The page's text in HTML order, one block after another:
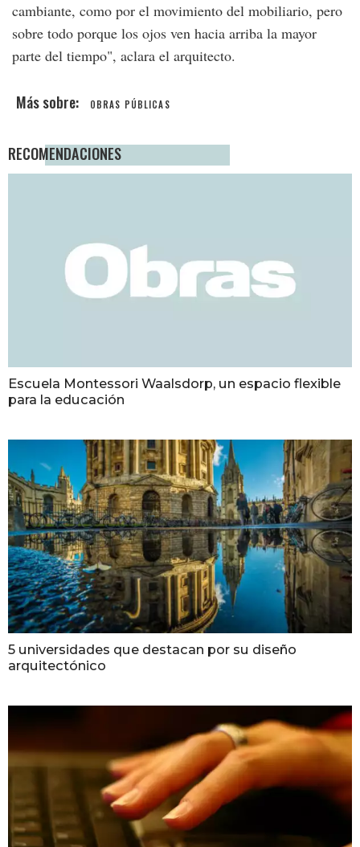
cambiante, como por el movimiento del mobiliario, pero
sobre todo porque los ojos ven hacia arriba la mayor
parte del tiempo", aclara el arquitecto.
OBRAS PÚBLICAS
RECOMENDACIONES
Escuela Montessori Waalsdorp, un espacio flexible
para la educación
5 universidades que destacan por su diseño
arquitectónico